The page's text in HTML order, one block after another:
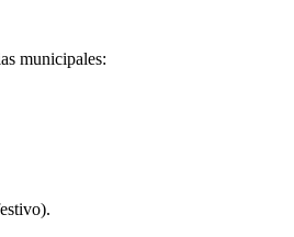
municipales: